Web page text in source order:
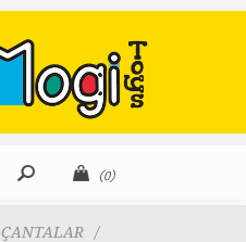
(0)
ÇANTALAR
/